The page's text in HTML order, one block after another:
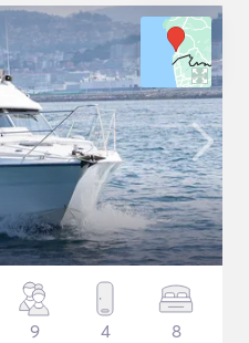
9 4 8